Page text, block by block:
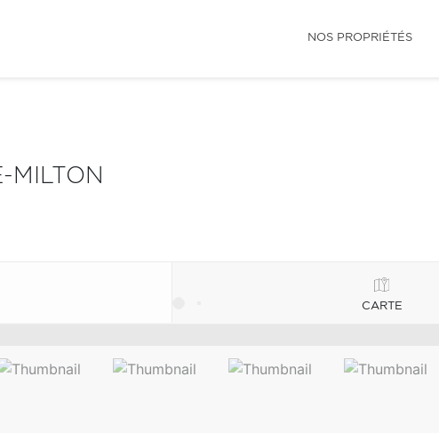
NOS PROPRIÉTÉS
MILTON
CARTE